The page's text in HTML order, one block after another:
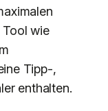
Tool wie
Tipp-,
enthalten.